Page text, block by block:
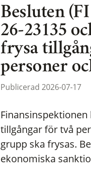
Besluten
26-23135
frysa
personer
Publicerad 2026-07-17
tillgångar för två
grupp ska frysas.
ekonomiska